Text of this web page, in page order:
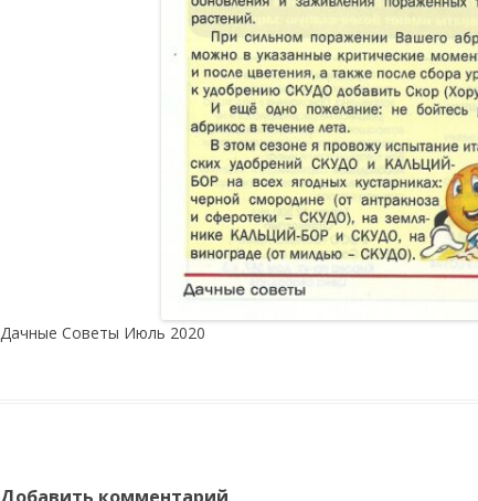
Дачные Советы Июль 2020
Добавить комментарий